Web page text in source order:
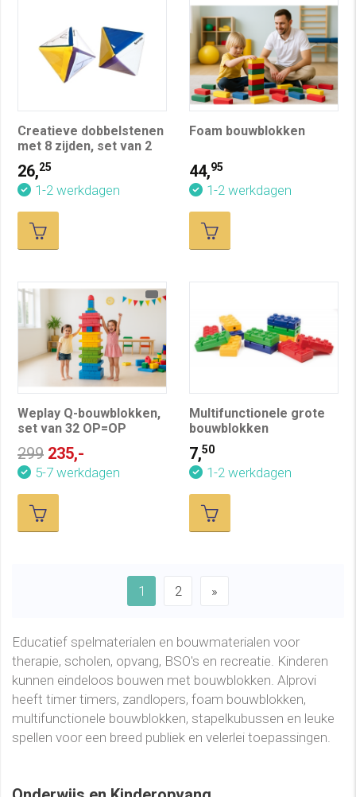
Creatieve dobbelstenen
met 8 zijden, set van 2
26,25
1-2 werkdagen
Foam bouwblokken
44,95
1-2 werkdagen
Weplay Q-bouwblokken,
set van 32 OP=OP
299 235,-
5-7 werkdagen
Multifunctionele grote
bouwblokken
7,50
1-2 werkdagen
1 2 »
Educatief spelmaterialen en bouwmaterialen voor
therapie, scholen, opvang, BSO's en recreatie. Kinderen
kunnen eindeloos bouwen met bouwblokken. Alprovi
heeft timer timers, zandlopers, foam bouwblokken,
multifunctionele bouwblokken, stapelkubussen en leuke
spellen voor een breed publiek en velerlei toepassingen.